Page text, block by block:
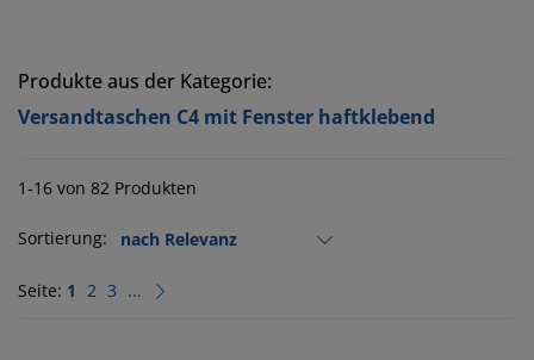
Produkte aus der Kategorie:
Versandtaschen C4 mit Fenster haftklebend
1-16 von 82 Produkten
Sortierung:
Seite: 1 2 3 ...